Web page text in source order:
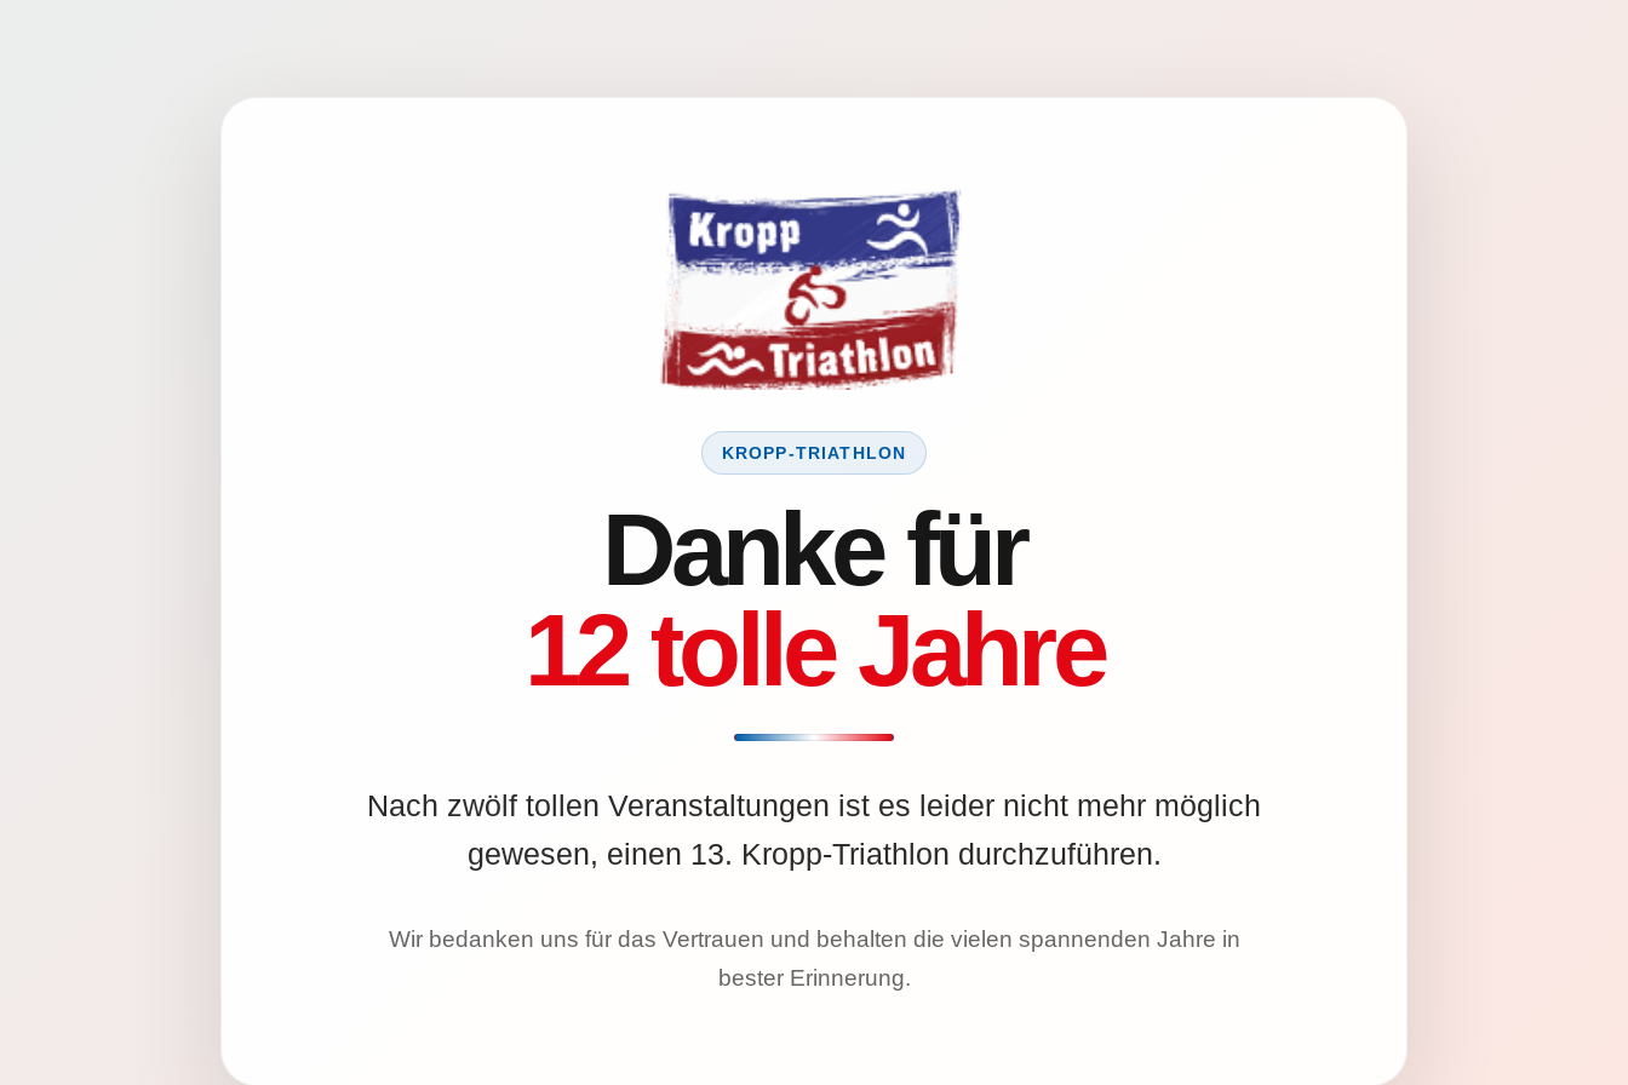
KROPP-TRIATHLON
Danke für
12 tolle Jahre
Nach zwölf tollen Veranstaltungen ist es leider nicht mehr möglich
gewesen, einen 13. Kropp-Triathlon durchzuführen.
Wir bedanken uns für das Vertrauen und behalten die vielen spannenden Jahre in
bester Erinnerung.